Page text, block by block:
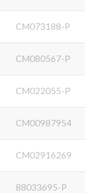
CM073188-P
CM080567-P
CM022055-P
CM00987954
CM02916269
88033695-P